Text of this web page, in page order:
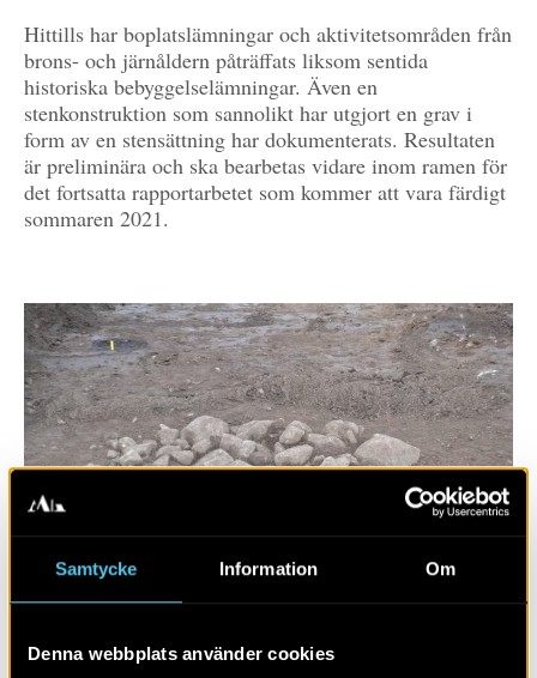
Samtycke Information Om
Denna webbplats använder cookies
Hittills har boplatslämningar och aktivitetsområden från
brons- och järnåldern påträffats liksom sentida
historiska bebyggelselämningar. Även en
stenkonstruktion som sannolikt har utgjort en grav i
form av en stensättning har dokumenterats. Resultaten
är preliminära och ska bearbetas vidare inom ramen för
det fortsatta rapportarbetet som kommer att vara färdigt
sommaren 2021.
En stensättning är en av de fornlämningar som hittats under
förundersökningen. Foto: Nathalie Hyll, Arkeologerna CC-BY